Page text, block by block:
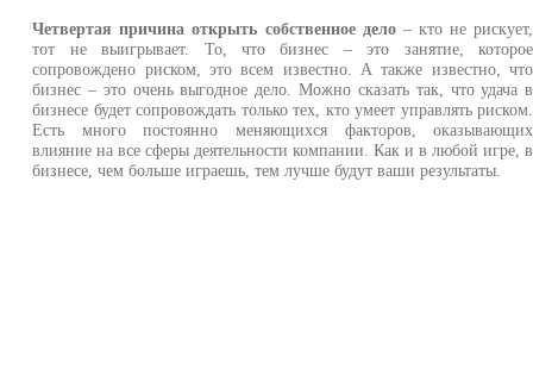
Четвертая причина открыть собственное дело– кто не рискует,
тот не выигрывает. То, что бизнес – это занятие, которое
сопровождено риском, это всем известно. А также известно, что
бизнес – это очень выгодное дело. Можно сказать так, что удача в
бизнесе будет сопровождать только тех, кто умеет управлять риском.
Есть много постоянно меняющихся факторов, оказывающих
влияние на все сферы деятельности компании. Как и в любой игре, в
бизнесе, чем больше играешь, тем лучше будут ваши результаты.